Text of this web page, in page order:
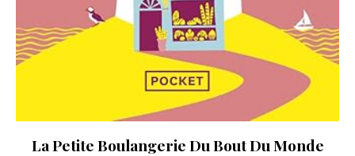
La Petite Boulangerie Du Bout Du Monde